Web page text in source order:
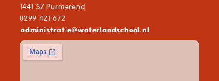
1441 SZ Purmerend
0299 421 672
administratie@waterlandschool.nl